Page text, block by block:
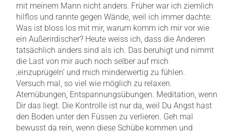
mit meinem Mann nicht anders. Früher war ich ziemlich
hilflos und rannte gegen Wände, weil ich immer dachte:
Was ist bloss los mit mir, warum komm ich mir vor wie
ein Außerirdischer? Heute weiss ich, dass die Anderen
tatsächlich anders sind als ich. Das beruhigt und nimmt
die Last von mir auch noch selber auf mich
‚einzuprügeln‘ und mich minderwertig zu fühlen.
Versuch mal, so viel wie möglich zu relaxen.
Atemübungen, Entspannungsübungen. Meditation, wenn
Dir das liegt. Die Kontrolle ist nur da, weil Du Angst hast
den Boden unter den Füssen zu verlieren. Geh mal
bewusst da rein, wenn diese Schübe kommen und